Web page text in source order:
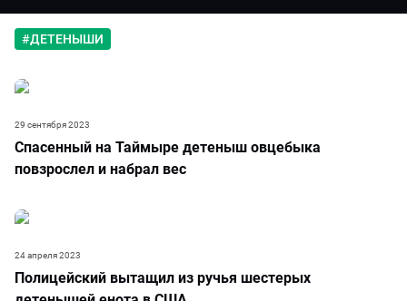
#ДЕТЕНЫШИ
Спасенный на Таймыре детеныш овцебыка
повзрослел и набрал вес
29 сентября 2023
Полицейский вытащил из ручья шестерых
24 апреля 2023